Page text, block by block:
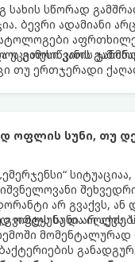
სწორად
ბევრი ადამიანი
გამოიწვიოს
კანის
თუ ერთჯერადი
ოფლის სუნი, თუ
არ გვაქვს,
და
ოფლს სუნი არ აქვს.
მომენტალურად